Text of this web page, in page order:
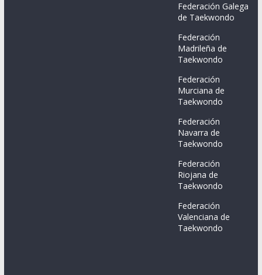
Federación Galega
de Taekwondo
Federación
Madrileña de
Taekwondo
Federación
Murciana de
Taekwondo
Federación
Navarra de
Taekwondo
Federación
Riojana de
Taekwondo
Federación
Valenciana de
Taekwondo